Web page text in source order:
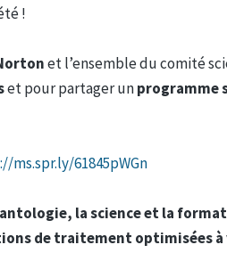
!
et l’ensemble du comité
et pour partager unprogramme
ms.spr.ly/61845pWGn
la science et la
de traitement optimisées à